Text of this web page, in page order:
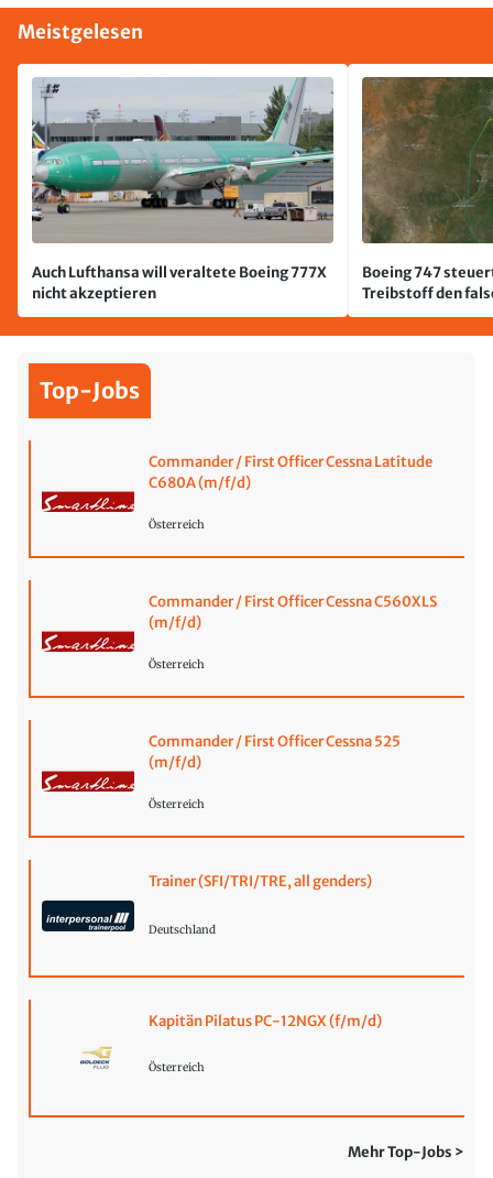
Meistgelesen
Auch Lufthansa will veraltete Boeing 777X
nicht akzeptieren
Boeing 747
Treibstoff den
Top-Jobs
Commander / First Officer Cessna Latitude
C680A (m/f/d)
Österreich
Commander / First Officer Cessna C560XLS
(m/f/d)
Österreich
Commander / First Officer Cessna 525
(m/f/d)
Österreich
Trainer (SFI/TRI/TRE, all genders)
Deutschland
Kapitän Pilatus PC-12NGX (f/m/d)
Österreich
Mehr Top-Jobs >